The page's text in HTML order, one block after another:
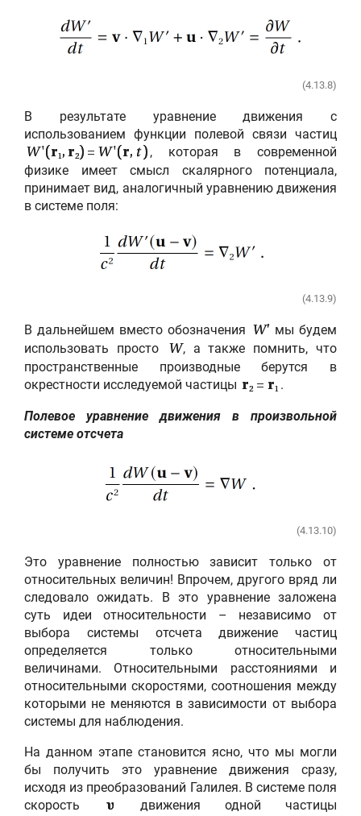
(4.13.8)
В результате уравнение движения с
использованием функции полевой связи частиц
W'(r1, r2) = W'(r, t ) , которая в современной
физике имеет смысл скалярного потенциала,
принимает вид, аналогичный уравнению движения
в системе поля:
(4.13.9)
В дальнейшем вместо обозначения W' мы будем
использовать просто
W, а также помнить, что
пространственные производные берутся в
окрестности исследуемой частицы r2 = r1 .
Полевое уравнение движения в произвольной
системе отсчета
(4.13.10)
Это уравнение полностью зависит только от
относительных величин! Впрочем, другого вряд ли
следовало ожидать. В это уравнение заложена
суть идеи относительности – независимо от
выбора системы отсчета движение частиц
определяется только относительными
величинами. Относительными расстояниями и
относительными скоростями, соотношения между
которыми не меняются в зависимости от выбора
системы для наблюдения.
На данном этапе становится ясно, что мы могли
бы получить это уравнение движения сразу,
исходя из преобразований Галилея. В системе поля
скорость
υ
движения одной частицы